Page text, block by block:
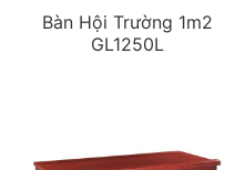
Bàn Hội Trường 1m2
GL1250L